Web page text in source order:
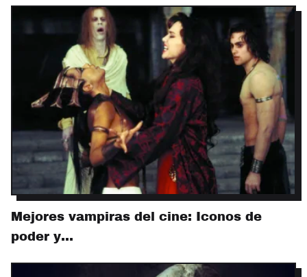
Mejores vampiras del cine: Iconos de
poder y…